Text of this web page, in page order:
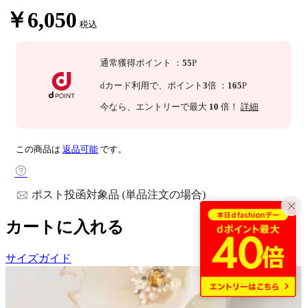
￥6,050 税込
通常獲得ポイント ：55P
dカード利用で、ポイント3倍 ： 165P
今なら 、エントリーで最大 10 倍！詳細
この商品は 返品可能 です。
ポスト投函対象品 (単品注文の場合)
カートに入れる
サイズガイド